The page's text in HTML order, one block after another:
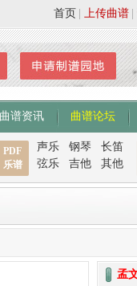
上传曲谱
首页
曲谱资讯 曲谱论坛
PDF
乐谱
声乐 钢琴
长笛
弦乐
吉他 其他
孟